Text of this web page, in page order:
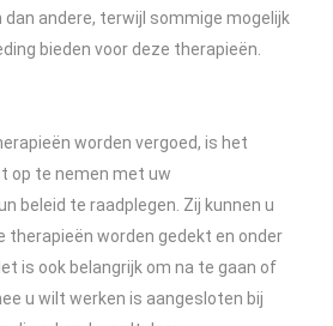
andere, terwijl sommige mogelijk
bieden voor deze therapieën.
worden vergoed, is het
op te nemen met uw
beleid te raadplegen. Zij kunnen u
therapieën worden gedekt en onder
is ook belangrijk om na te gaan of
u wilt werken is aangesloten bij